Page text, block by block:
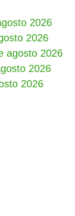
2026
2026
agosto 2026
2026
2026